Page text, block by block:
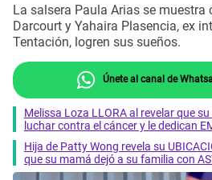
La salsera Paula Arias se muestra
Darcourt y Yahaira Plasencia, ex
Tentación, logren sus sueños.
Únete al canal de
Melissa Loza LLORA al revelar que
luchar contra el cáncer y le dedican
Hija de Patty Wong revela su
que su mamá dejó a su familia con